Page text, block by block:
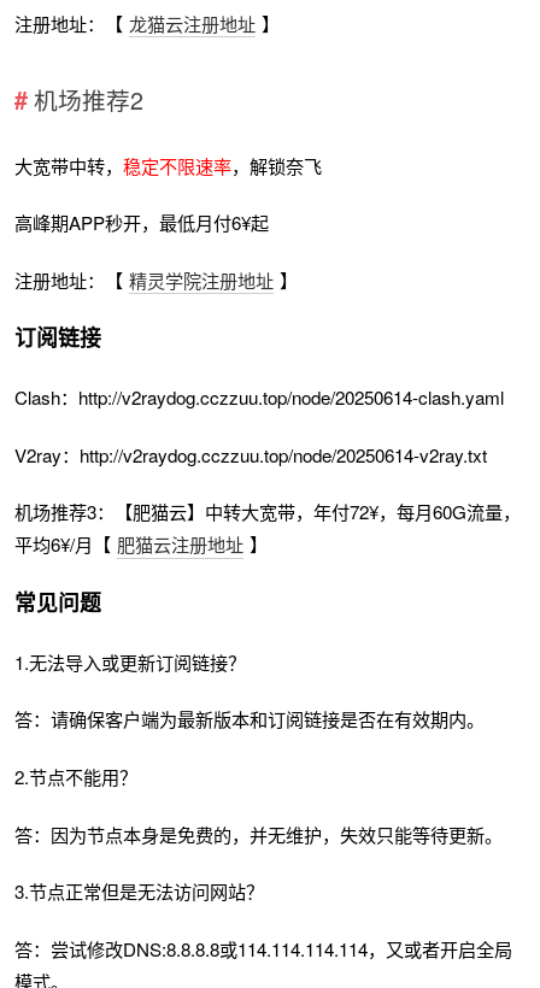
注册地址：【 龙猫云注册地址 】
机场推荐2
大宽带中转，稳定不限速率，解锁奈飞
高峰期APP秒开，最低月付6¥起
注册地址：【 精灵学院注册地址 】
订阅链接
Clash：http://v2raydog.cczzuu.top/node/20250614-clash.yaml
V2ray：http://v2raydog.cczzuu.top/node/20250614-v2ray.txt
机场推荐3：【肥猫云】中转大宽带，年付72¥，每月60G流量，
平均6¥/月【 肥猫云注册地址 】
常见问题
1.无法导入或更新订阅链接？
答：请确保客户端为最新版本和订阅链接是否在有效期内。
2.节点不能用？
答：因为节点本身是免费的，并无维护，失效只能等待更新。
3.节点正常但是无法访问网站？
答：尝试修改DNS:8.8.8.8或114.114.114.114，又或者开启全局
模式。